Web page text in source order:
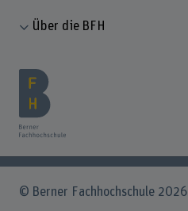
Über die BFH
© Berner Fachhochschule 2026